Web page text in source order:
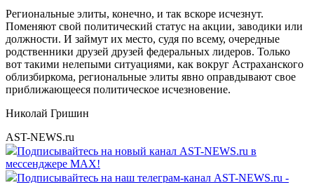
Региональные элиты, конечно, и так вскоре исчезнут.
Поменяют свой политический статус на акции, заводики или
должности. И займут их место, судя по всему, очередные
родственники друзей друзей федеральных лидеров. Только
вот такими нелепыми ситуациями, как вокруг Астраханского
облизбиркома, региональные элиты явно оправдывают свое
приближающееся политическое исчезновение.
Николай Гришин
AST-NEWS.ru
Подписывайтесь на новый канал AST-NEWS.ru в
мессенджере MAX!
Подписывайтесь на наш телеграм-канал AST-NEWS.ru -